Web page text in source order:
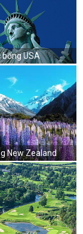
bổng USA
New Zealand